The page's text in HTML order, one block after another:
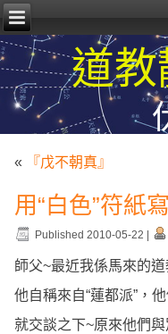
道教
« 『戊不朝真』
用“白色”符紙
Published 2010-05-22 |
師父~最近我係馬來的
他自稱來自“蓮都派”，
就交談之下~原來他們